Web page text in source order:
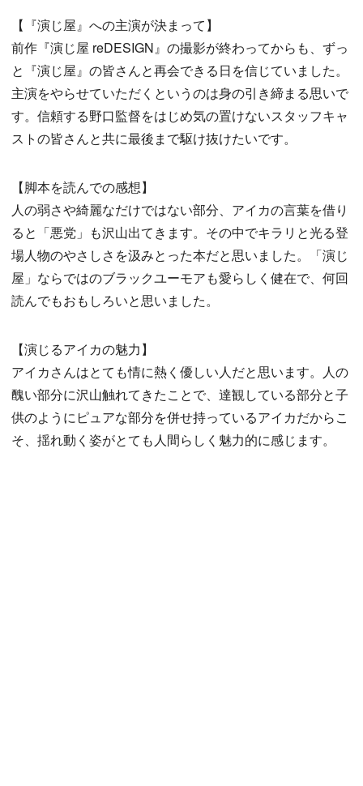
【『演じ屋』への主演が決まって】
前作『演じ屋 reDESIGN』の撮影が終わってからも、ずっ
と『演じ屋』の皆さんと再会できる日を信じていました。
主演をやらせていただくというのは身の引き締まる思いで
す。信頼する野口監督をはじめ気の置けないスタッフキャ
ストの皆さんと共に最後まで駆け抜けたいです。
【脚本を読んでの感想】
人の弱さや綺麗なだけではない部分、アイカの言葉を借り
ると「悪党」も沢山出てきます。その中でキラリと光る登
場人物のやさしさを汲みとった本だと思いました。「演じ
屋」ならではのブラックユーモアも愛らしく健在で、何回
読んでもおもしろいと思いました。
【演じるアイカの魅力】
アイカさんはとても情に熱く優しい人だと思います。人の
醜い部分に沢山触れてきたことで、達観している部分と子
供のようにピュアな部分を併せ持っているアイカだからこ
そ、揺れ動く姿がとても人間らしく魅力的に感じます。